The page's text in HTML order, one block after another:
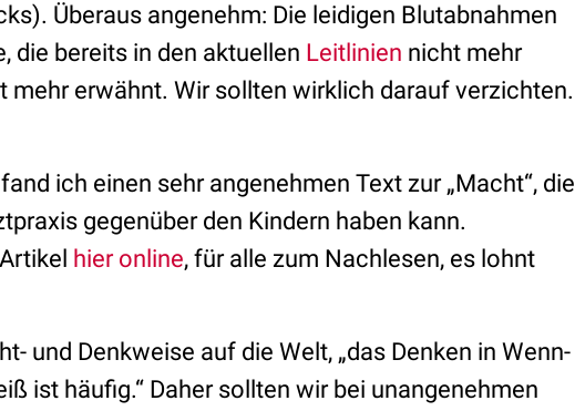
Überaus angenehm: Die leidigen Blutabnahmen
die bereits in den aktuellen Leitlinien nicht mehr
mehr erwähnt. Wir sollten wirklich darauf verzichten.
fand ich einen sehr angenehmen Text zur „Macht“, die
gegenüber den Kindern haben kann.
hier online, für alle zum Nachlesen, es lohnt
und Denkweise auf die Welt, „das Denken in Wenn-
ist häufig.“ Daher sollten wir bei unangenehmen